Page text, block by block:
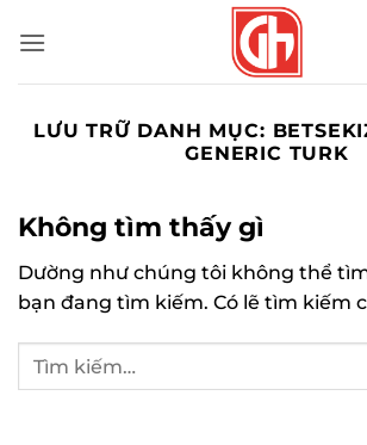
qua
LƯU TRỮ DANH MỤC:
GENERIC TURK
Không tìm thấy gì
Dường như chúng tôi không thể
bạn đang tìm kiếm. Có lẽ tìm kiếm